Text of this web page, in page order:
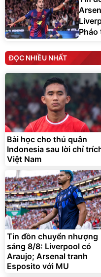
Pháo
ĐỌC NHIỀU NHẤT
Bài học cho thủ quân
Indonesia sau lời chỉ
Việt Nam
Tin đồn chuyển nhượng
sáng 8/8: Liverpool có
Araujo; Arsenal tranh
Esposito với MU